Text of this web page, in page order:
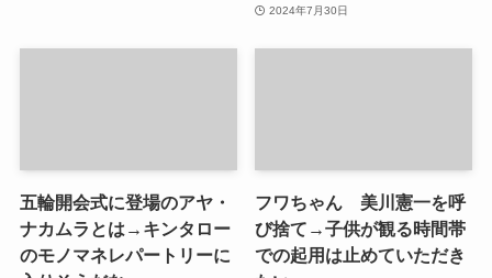
2024年7月30日
五輪開会式に登場のアヤ・
ナカムラとは→キンタロー
のモノマネレパートリーに
フワちゃん 美川憲一を呼
び捨て→子供が観る時間帯
での起用は止めていただき